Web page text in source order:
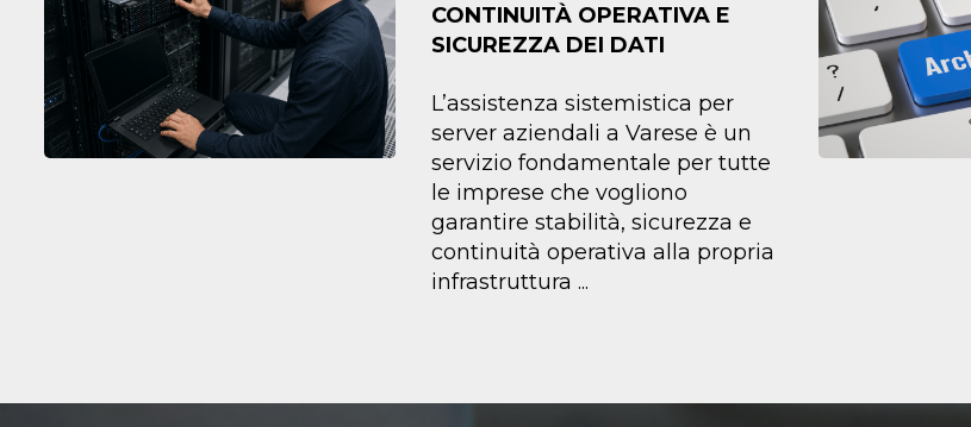
CONTINUITÀ OPERATIVA E
SICUREZZA DEI DATI
L’assistenza sistemistica per
server aziendali a Varese è un
servizio fondamentale per tutte
le imprese che vogliono
garantire stabilità, sicurezza e
continuità operativa alla propria
infrastruttura ...